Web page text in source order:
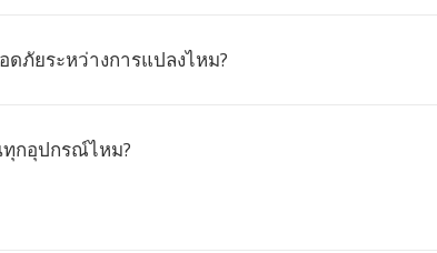
ดภัยระหว่างการแปลงไหม?
กอุปกรณ์ไหม?